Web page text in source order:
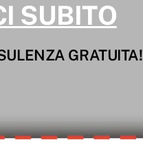
SUBITO
GRATUITA!